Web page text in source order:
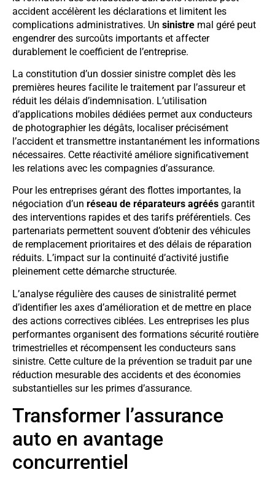
accident accélèrent les déclarations et limitent les
complications administratives. Un sinistre mal géré peut
engendrer des surcoûts importants et affecter
durablement le coefficient de l’entreprise.
La constitution d’un dossier sinistre complet dès les
premières heures facilite le traitement par l’assureur et
réduit les délais d’indemnisation. L’utilisation
d’applications mobiles dédiées permet aux conducteurs
de photographier les dégâts, localiser précisément
l’accident et transmettre instantanément les informations
nécessaires. Cette réactivité améliore significativement
les relations avec les compagnies d’assurance.
Pour les entreprises gérant des flottes importantes, la
négociation d’un réseau de réparateurs agréés garantit
des interventions rapides et des tarifs préférentiels. Ces
partenariats permettent souvent d’obtenir des véhicules
de remplacement prioritaires et des délais de réparation
réduits. L’impact sur la continuité d’activité justifie
pleinement cette démarche structurée.
L’analyse régulière des causes de sinistralité permet
d’identifier les axes d’amélioration et de mettre en place
des actions correctives ciblées. Les entreprises les plus
performantes organisent des formations sécurité routière
trimestrielles et récompensent les conducteurs sans
sinistre. Cette culture de la prévention se traduit par une
réduction mesurable des accidents et des économies
substantielles sur les primes d’assurance.
Transformer l’assurance
auto en avantage
concurrentiel